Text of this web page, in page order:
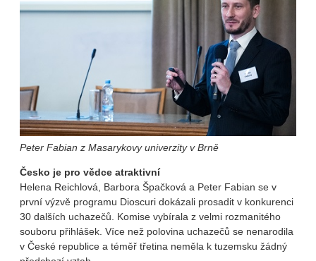
Peter Fabian z Masarykovy univerzity v Brně
Česko je pro vědce atraktivní
Helena Reichlová, Barbora Špačková a Peter Fabian se v
první výzvě programu Dioscuri dokázali prosadit v konkurenci
30 dalších uchazečů. Komise vybírala z velmi rozmanitého
souboru přihlášek. Více než polovina uchazečů se nenarodila
v České republice a téměř třetina neměla k tuzemsku žádný